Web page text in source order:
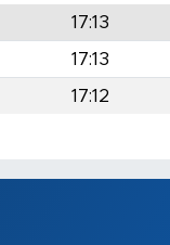
17:13
17:13
17:12